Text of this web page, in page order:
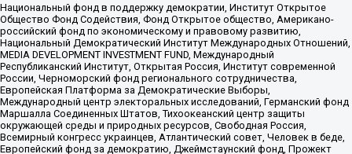
Национальный фонд в поддержку демократии, Институт Открытое
Общество Фонд Содействия, Фонд Открытое общество, Американо-
российский фонд по экономическому и правовому развитию,
Национальный Демократический Институт Международных Отношений,
MEDIA DEVELOPMENT INVESTMENT FUND, Международный
Республиканский Институт, Открытая Россия, Институт современной
России, Черноморский фонд регионального сотрудничества,
Европейская Платформа за Демократические Выборы,
Международный центр электоральных исследований, Германский фонд
Маршалла Соединенных Штатов, Тихоокеанский центр защиты
окружающей среды и природных ресурсов, Свободная Россия,
Всемирный конгресс украинцев, Атлантический совет, Человек в беде,
Европейский фонд за демократию, Джеймстаунский фонд, Прожект